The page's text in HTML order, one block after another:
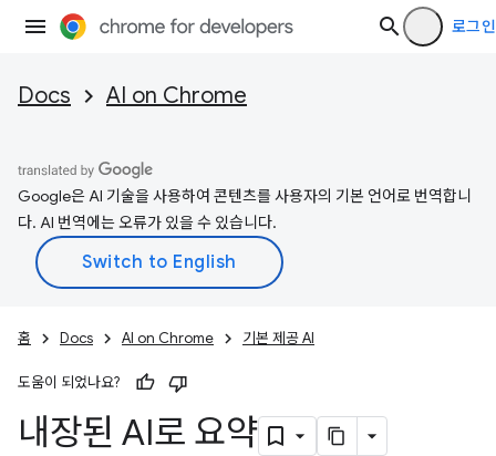
로그인
Docs AI on Chrome
Google은 AI 기술을 사용하여 콘텐츠를 사용자의 기본 언어로 번역합니
다. AI 번역에는 오류가 있을 수 있습니다.
홈 Docs AI on Chrome 기본 제공 AI
도움이 되었나요?
내장된 AI로 요약